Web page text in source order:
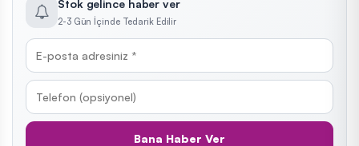
Stok gelince haber ver
2-3 Gün İçinde Tedarik Edilir
Bana Haber Ver